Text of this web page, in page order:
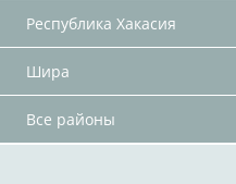
Республика Хакасия
Шира
Все районы